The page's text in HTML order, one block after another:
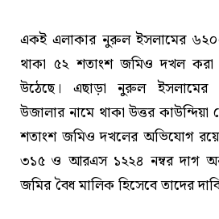
একই এলাকার নুরুল ইসলামের
থাকা ৫২ শতাংশ জমিও দখল
উঠেছে। এছাড়া নুরুল ইসলামের
উজালার নামে থাকা উত্তর
শতাংশ জমিও দখলের অভিযোগ
৩১৫ ও আরএস ১২২৪ নম্বর দাগ
জমির বৈধ মালিক হিসেবে তাদের